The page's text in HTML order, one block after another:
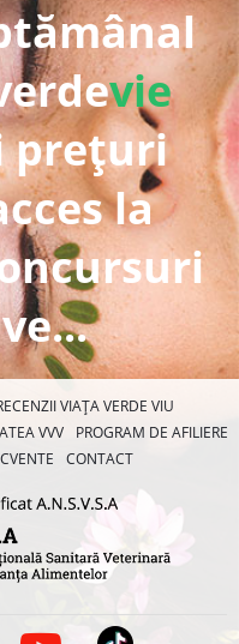
vie
prețuri
la
VIAȚA VERDE VIU
VVV
PROGRAM DE AFILIERE
CONTACT